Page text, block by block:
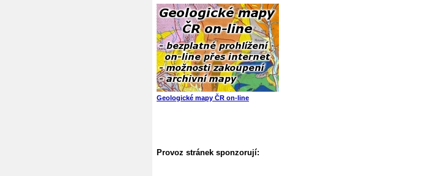
Geologické mapy ČR on-line
Provoz stránek sponzorují: